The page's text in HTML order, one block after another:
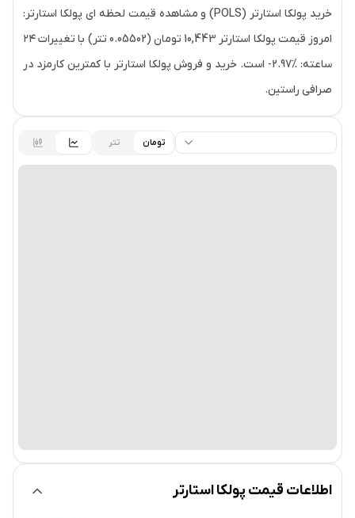
قیمت لحظه‌ایپولکا استارتر
خرید پولکا استارتر (POLS) و مشاهده قیمت لحظه ای پولکا استارتر:
امروز قیمت پولکا استارتر 10,443 تومان (0.05502 تتر) با تغییرات ۲۴
ساعته: ‎-2.97% است. خرید و فروش پولکا استارتر با کمترین کارمزد در
صرافی راستین.
تومان تتر
اطلاعات قیمت پولکا استارتر